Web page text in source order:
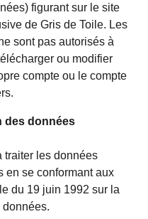
figurant sur le site
de Gris de Toile. Les
sont pas autorisés à
ou modifier
compte ou le compte
des données
traiter les données
en se conformant aux
du 19 juin 1992 sur la
données.